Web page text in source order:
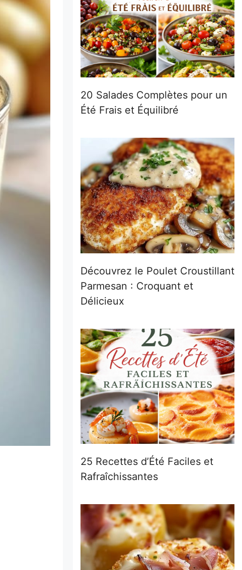
20 Salades Complètes pour un
Été Frais et Équilibré
Découvrez le Poulet Croustillant
Parmesan : Croquant et
Délicieux
25 Recettes d’Été Faciles et
Rafraîchissantes